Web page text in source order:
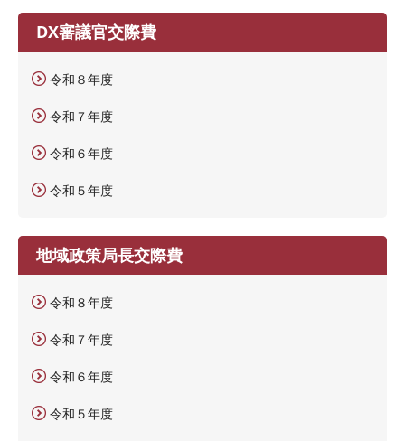
DX審議官交際費
令和８年度
令和７年度
令和６年度
令和５年度
地域政策局長交際費
令和８年度
令和７年度
令和６年度
令和５年度